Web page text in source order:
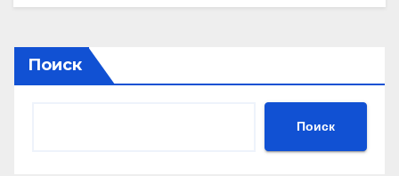
Поиск
Поиск